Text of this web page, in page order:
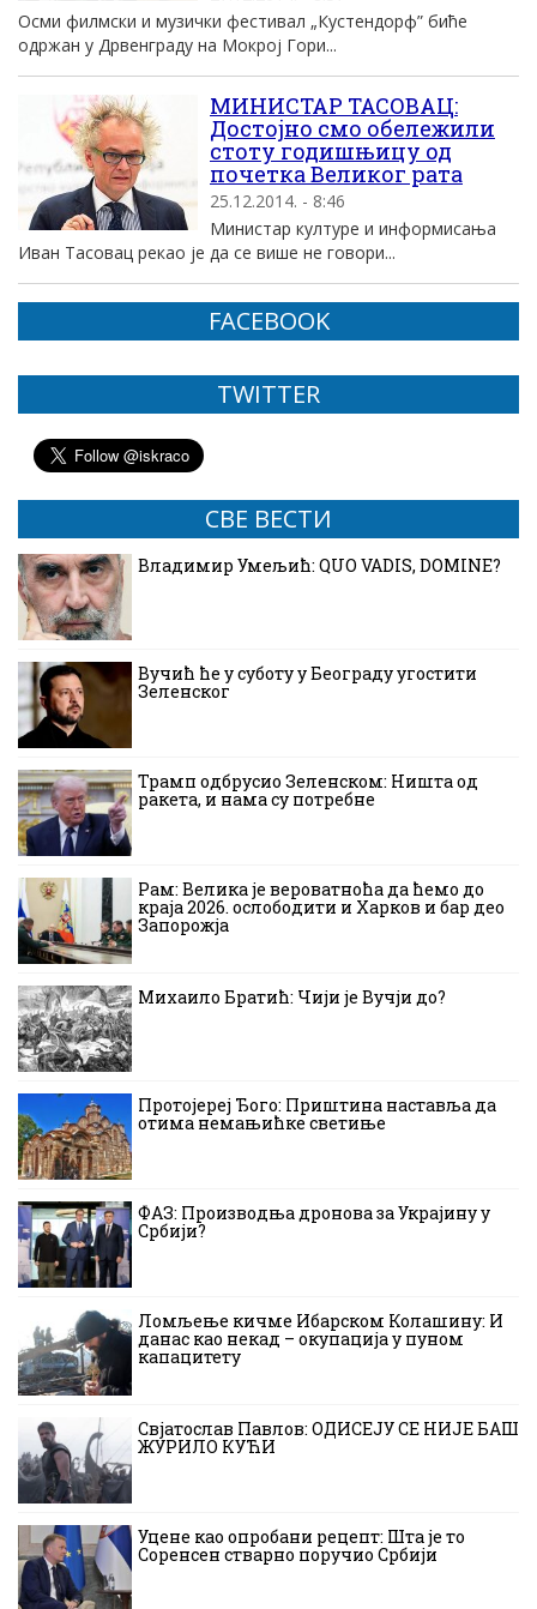
Осми филмски и музички фестивал „Кустендорф” биће
одржан у Дрвенграду на Мокрој Гори...
МИНИСТАР ТАСОВАЦ:
Достојно смо обележили
стоту годишњицу од
почетка Великог рата
25.12.2014. - 8:46
Министар културе и информисања
Иван Тасовац рекао је да се више не говори...
FACEBOOK
TWITTER
СВЕ ВЕСТИ
Владимир Умељић: QUO VADIS, DOMINE?
Вучић ће у суботу у Београду угостити
Зеленског
Трамп одбрусио Зеленском: Ништа од
ракета, и нама су потребне
Рам: Велика је вероватноћа да ћемо до
краја 2026. ослободити и Харков и бар део
Запорожја
Михаило Братић: Чији је Вучји до?
Протојереј Ђого: Приштина наставља да
отима немањићке светиње
ФАЗ: Производња дронова за Украјину у
Србији?
Ломљење кичме Ибарском Колашину: И
данас као некад – окупација у пуном
капацитету
Свјатослав Павлов: ОДИСЕЈУ СЕ НИЈЕ БАШ
ЖУРИЛО КУЋИ
Уцене као опробани рецепт: Шта је то
Соренсен стварно поручио Србији